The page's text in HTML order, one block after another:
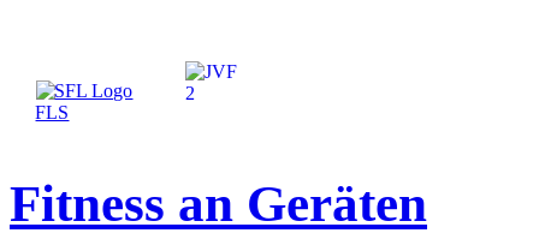
Fitness an Geräten